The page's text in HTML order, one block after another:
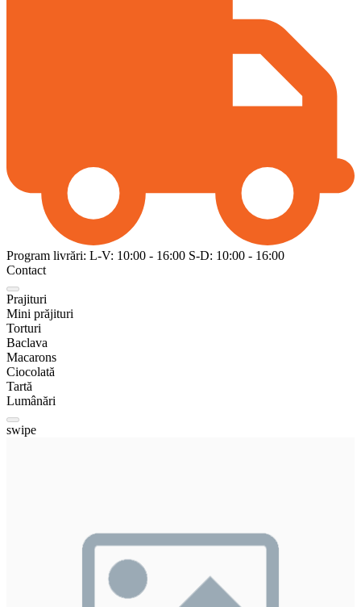
Program livrări: L-V: 10:00 - 16:00 S-D: 10:00 - 16:00
Contact
Prajituri
Mini prăjituri
Torturi
Baclava
Macarons
Ciocolată
Tartă
Lumânări
swipe